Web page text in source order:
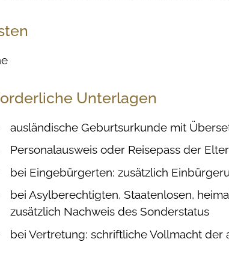
Unterlagen
ausländische Geburtsurkunde mit
Personalausweis oder Reisepass der
bei Eingebürgerten: zusätzlich
bei Asylberechtigten, Staatenlosen,
zusätzlich Nachweis des Sonderstatus
bei Vertretung: schriftliche Vollmacht der